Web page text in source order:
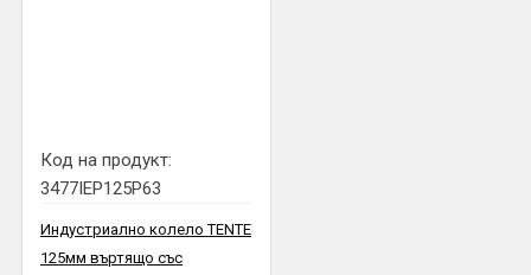
Код на продукт:
3477IEP125P63
Индустриално колело TENTE
125мм въртящо със